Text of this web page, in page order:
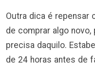
Outra dica é repensar
de comprar algo
precisa daquilo.
de 24 horas antes de